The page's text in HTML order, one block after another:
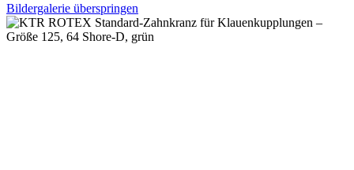
Bildergalerie überspringen